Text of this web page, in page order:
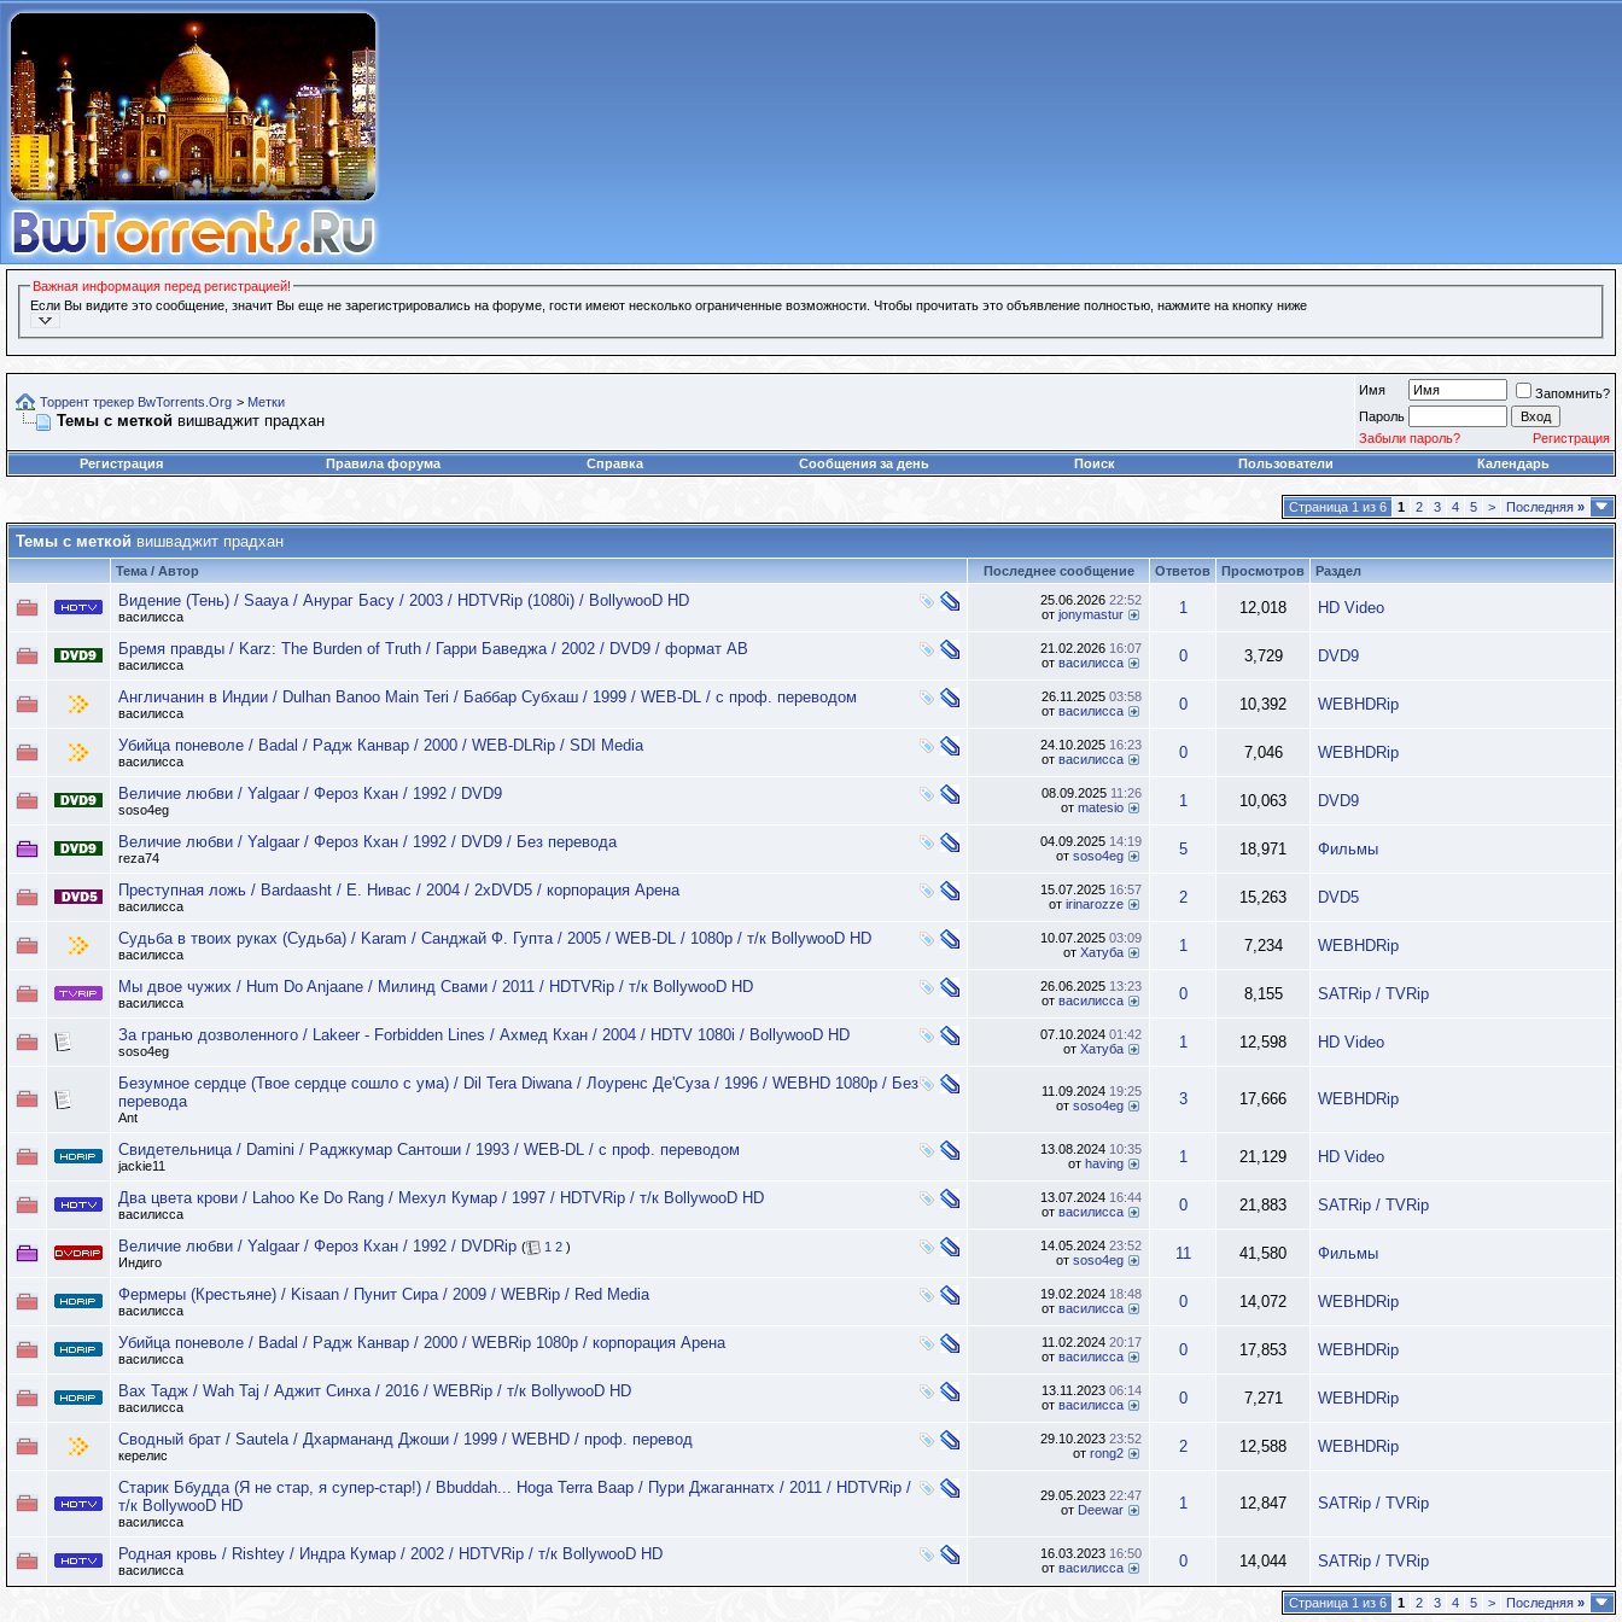
Важная информация перед регистрацией!
Если Вы видите это сообщение, значит Вы еще не зарегистрировались на форуме, гости имеют несколько ограниченные возможности. Чтобы прочитать это объявление полностью, нажмите на кнопку ниже
Торрент трекер BwTorrents.Org > Метки
Темы с меткой вишваджит прадхан
Имя
Запомнить?
Пароль
Забыли пароль?
Регистрация
Регистрация
Правила форума Справка Сообщения за день Поиск Пользователи Календарь
Страница 1 из 6 1 2 3 4 5 > Последняя »
Темы с меткой вишваджит прадхан
Тема / Автор Последнее сообщение Ответов Просмотров Раздел
Видение (Тень) / Saaya / Анураг Басу / 2003 / HDTVRip (1080i) / BollywooD HD
василисса
25.06.2026 22:52
от jonymastur 1 12,018 HD Video
Бремя правды / Karz: The Burden of Truth / Гарри Баведжа / 2002 / DVD9 / формат АВ
василисса
21.02.2026 16:07
от василисса 0 3,729 DVD9
Англичанин в Индии / Dulhan Banoo Main Teri / Баббар Субхаш / 1999 / WEB-DL / с проф. переводом
василисса
26.11.2025 03:58
от василисса 0 10,392 WEBHDRip
Убийца поневоле / Badal / Радж Канвар / 2000 / WEB-DLRip / SDI Media
василисса
24.10.2025 16:23
от василисса 0 7,046 WEBHDRip
Величие любви / Yalgaar / Фероз Кхан / 1992 / DVD9
soso4eg
08.09.2025 11:26
от matesio 1 10,063 DVD9
Величие любви / Yalgaar / Фероз Кхан / 1992 / DVD9 / Без перевода
reza74
04.09.2025 14:19
от soso4eg 5 18,971 Фильмы
Преступная ложь / Bardaasht / Е. Нивас / 2004 / 2xDVD5 / корпорация Арена
василисса
15.07.2025 16:57
от irinarozze 2 15,263 DVD5
Судьба в твоих руках (Судьба) / Karam / Санджай Ф. Гупта / 2005 / WEB-DL / 1080p / т/к BollywooD HD
василисса
10.07.2025 03:09
от Хатуба 1 7,234 WEBHDRip
Мы двое чужих / Hum Do Anjaane / Милинд Свами / 2011 / HDTVRip / т/к BollywooD HD
василисса
26.06.2025 13:23
от василисса 0 8,155 SATRip / TVRip
За гранью дозволенного / Lakeer - Forbidden Lines / Ахмед Кхан / 2004 / HDTV 1080i / BollywooD HD
soso4eg
07.10.2024 01:42
от Хатуба 1 12,598 HD Video
Безумное сердце (Твое сердце сошло с ума) / Dil Tera Diwana / Лоуренс Де'Суза / 1996 / WEBHD 1080p / Без
перевода
Ant
11.09.2024 19:25
от soso4eg 3 17,666 WEBHDRip
Свидетельница / Damini / Раджкумар Сантоши / 1993 / WEB-DL / c проф. переводом
jackie11
13.08.2024 10:35
от having 1 21,129 HD Video
Два цвета крови / Lahoo Ke Do Rang / Мехул Кумар / 1997 / HDTVRip / т/к BollywooD HD
василисса
13.07.2024 16:44
от василисса 0 21,883 SATRip / TVRip
Величие любви / Yalgaar / Фероз Кхан / 1992 / DVDRip ( 1 2 )
Индиго
14.05.2024 23:52
от soso4eg 11 41,580 Фильмы
Фермеры (Крестьяне) / Kisaan / Пунит Сира / 2009 / WEBRip / Red Media
василисса
19.02.2024 18:48
от василисса 0 14,072 WEBHDRip
Убийца поневоле / Badal / Радж Канвар / 2000 / WEBRip 1080p / корпорация Арена
василисса
11.02.2024 20:17
от василисса 0 17,853 WEBHDRip
Вах Тадж / Wah Taj / Аджит Синха / 2016 / WEBRip / т/к BollywooD HD
василисса
13.11.2023 06:14
от василисса 0 7,271 WEBHDRip
Сводный брат / Sautela / Дхармананд Джоши / 1999 / WEBHD / проф. перевод
керелис
29.10.2023 23:52
от rong2 2 12,588 WEBHDRip
Старик Ббудда (Я не стар, я супер-стар!) / Bbuddah... Hoga Terra Baap / Пури Джаганнатх / 2011 / HDTVRip /
т/к BollywooD HD
василисса
29.05.2023 22:47
от Deewar 1 12,847 SATRip / TVRip
Родная кровь / Rishtey / Индра Кумар / 2002 / HDTVRip / т/к BollywooD HD
василисса
16.03.2023 16:50
от василисса 0 14,044 SATRip / TVRip
Страница 1 из 6 1 2 3 4 5 > Последняя »